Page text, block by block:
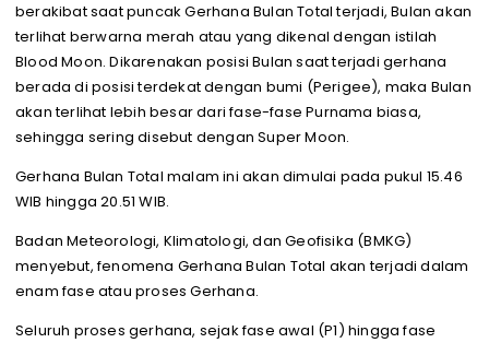
berakibat saat puncak Gerhana Bulan Total terjadi, Bulan akan
terlihat berwarna merah atau yang dikenal dengan istilah
Blood Moon. Dikarenakan posisi Bulan saat terjadi gerhana
berada di posisi terdekat dengan bumi (Perigee), maka Bulan
akan terlihat lebih besar dari fase-fase Purnama biasa,
sehingga sering disebut dengan Super Moon.
Gerhana Bulan Total malam ini akan dimulai pada pukul 15.46
WIB hingga 20.51 WIB.
Badan Meteorologi, Klimatologi, dan Geofisika (BMKG)
menyebut, fenomena Gerhana Bulan Total akan terjadi dalam
enam fase atau proses Gerhana.
Seluruh proses gerhana, sejak fase awal (P1) hingga fase